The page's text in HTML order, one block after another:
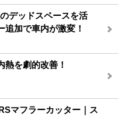
デッドスペースを活
追加で車内が激変！
熱を劇的改善！
マフラーカッター｜ス